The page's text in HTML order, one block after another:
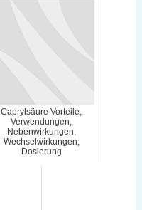
Caprylsäure Vorteile,
Verwendungen,
Nebenwirkungen,
Wechselwirkungen,
Dosierung